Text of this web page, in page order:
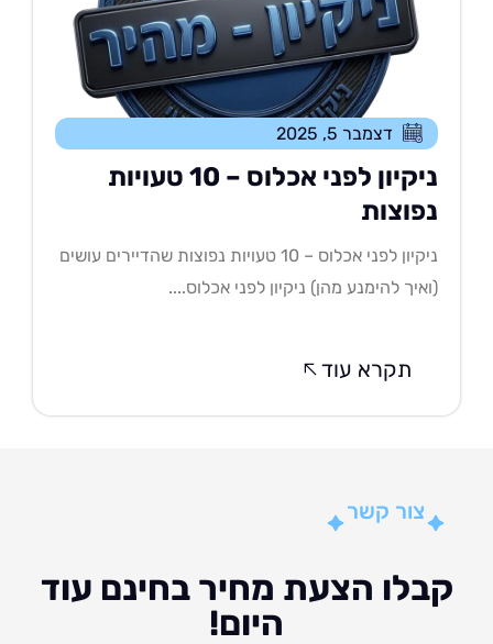
דצמבר 5, 2025
ניקיון לפני אכלוס – 10 טעויות
ניקיון לפני אכלוס – 10 טעויות נפוצות שהדיירים עושים
להימנע מהן) ניקיון לפני אכלוס....
תקרא עוד
צור קשר
הצעת מחיר בחינם עוד
היום!